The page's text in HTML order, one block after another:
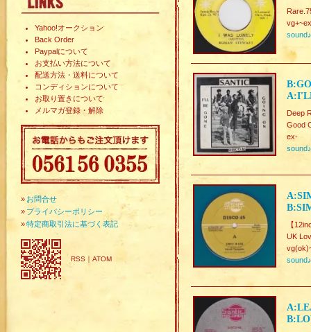
Yahoo!オークション
Back Order
Paypalについて
お支払い方法について
配送方法・送料について
コンディションについて
お取り置きについて
メルマガ登録・解除
» お問合せ
» プライバシーポリシー
»特定商取引法に基づく表記
RSS ｜ ATOM
sound♪
Deep
Good
ex-
sound♪
【
UK
sound♪